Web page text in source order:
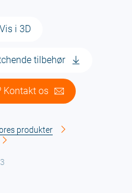
Vis i 3D
tilbehør
Kontakt os
produkter